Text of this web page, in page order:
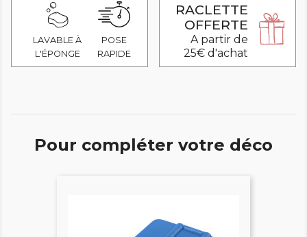
LAVABLE À
L'ÉPONGE
POSE
RAPIDE
RACLETTE
OFFERTE
A partir de
25€ d'achat
Pour compléter votre déco